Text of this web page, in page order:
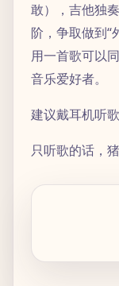
敢），吉他独
阶，争取做到“
用一首歌可以
音乐爱好者。
建议戴耳机听歌
只听歌的话，